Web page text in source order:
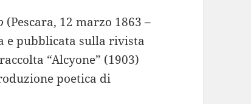
(Pescara, 12 marzo 1863 –
e pubblicata sulla rivista
“Alcyone” (1903)
poetica di